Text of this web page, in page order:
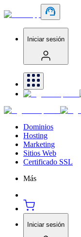
Iniciar sesión
Dominios
Hosting
Marketing
Sitios Web
Certificado SSL
Más
Iniciar sesión